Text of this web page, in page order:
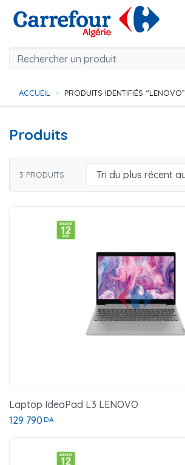
ACCUEIL PRODUITS IDENTIFIÉS “LENOVO”
Produits
3 PRODUITS
Laptop IdeaPad L3 LENOVO
129 790 DA